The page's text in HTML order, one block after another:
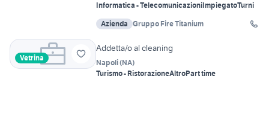
Informatica - TelecomunicazioniImpiegatoTurni
Azienda Gruppo Fire Titanium
Vetrina
Addetta/o al cleaning
Napoli(NA)
Turismo - RistorazioneAltroPart time